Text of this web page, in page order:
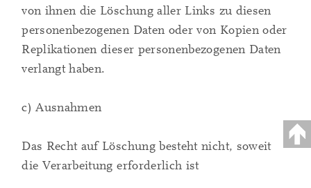
von ihnen die Löschung aller Links zu diesen
personenbezogenen Daten oder von Kopien oder
Replikationen dieser personenbezogenen Daten
verlangt haben.
c) Ausnahmen
Das Recht auf Löschung besteht nicht, soweit
die Verarbeitung erforderlich ist